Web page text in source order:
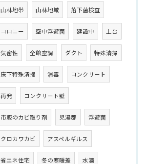
山林地帯 山林地域 落下菌検査
コロニー 空中浮遊菌 建設中 土台
気密性 全館空調 ダクト 特殊清掃
床下特殊清掃 消毒 コンクリート
再発 コンクリート壁
市販のカビ取り剤 児湯郡 浮遊菌
クロカワカビ アスペルギルス
省エネ住宅 冬の寒暖差 水滴